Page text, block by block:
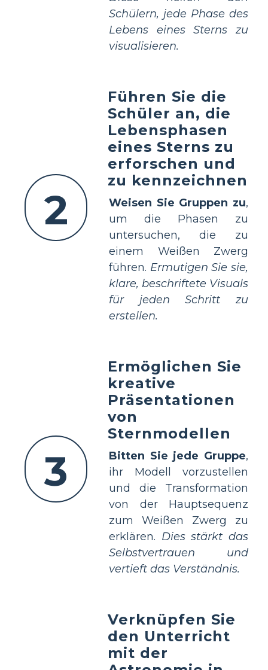
Schülern, jede Phase des
Lebens eines Sterns zu
visualisieren.
2
Führen Sie die
Schüler an, die
Lebensphasen
eines Sterns zu
erforschen und
zu kennzeichnen
Weisen Sie Gruppen zu,
um die Phasen zu
untersuchen, die zu
einem Weißen Zwerg
führen. Ermutigen Sie sie,
klare, beschriftete Visuals
für jeden Schritt zu
erstellen.
3
Ermöglichen Sie
kreative
Präsentationen
von
Sternmodellen
Bitten Sie jede Gruppe,
ihr Modell vorzustellen
und die Transformation
von der Hauptsequenz
zum Weißen Zwerg zu
erklären. Dies stärkt das
Selbstvertrauen und
vertieft das Verständnis.
Verknüpfen Sie
den Unterricht
mit der